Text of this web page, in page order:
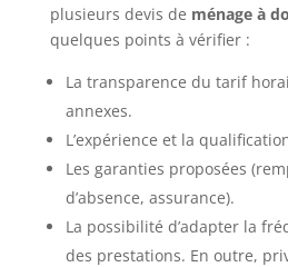
plusieurs devis de ménage à
quelques points à vérifier :
La transparence du tarif
annexes.
L’expérience et la
Les garanties proposées
d’absence, assurance).
La possibilité d’adapter la
des prestations. En outre,